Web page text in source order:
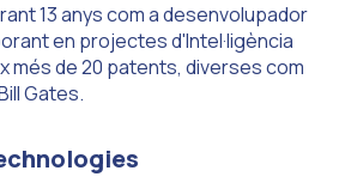
13 anys com a desenvolupador
en projectes d'Intel·ligència
més de 20 patents, diverses com
Gates.